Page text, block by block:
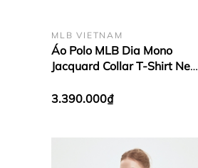
MLB VIETNAM
Áo Polo MLB Dia Mono
Jacquard Collar T-Shirt New
3.390.000₫